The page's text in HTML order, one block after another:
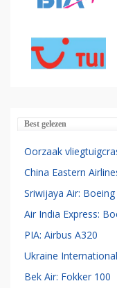
Best gelezen
Oorzaak
China Eastern
Sriwijaya Air:
Air India Express:
PIA: Airbus A320
Ukraine
Bek Air: Fokker 100